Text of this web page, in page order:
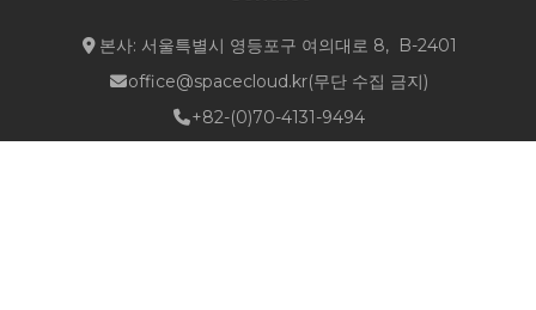
본사: 서울특별시 영등포구 여의대로 8, B-2401
office@spacecloud.kr(무단 수집 금지)
+82-(0)70-4131-9494